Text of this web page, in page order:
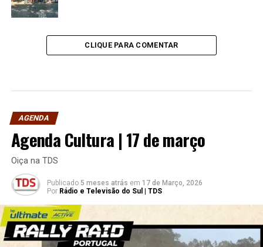
CLIQUE PARA COMENTAR
AGENDA
Agenda Cultura | 17 de março
Oiça na TDS
Publicado 5 meses atrás em 17 de Março, 2026
Por Rádio e Televisão do Sul | TDS